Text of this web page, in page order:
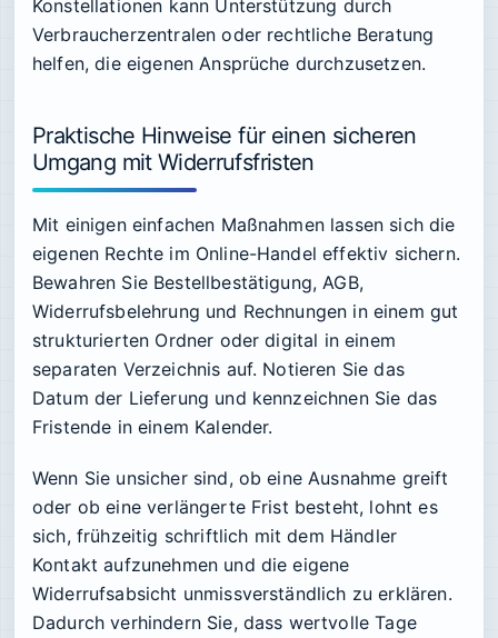
Konstellationen kann Unterstützung durch
Verbraucherzentralen oder rechtliche Beratung
helfen, die eigenen Ansprüche durchzusetzen.
Praktische Hinweise für einen sicheren
Umgang mit Widerrufsfristen
Mit einigen einfachen Maßnahmen lassen sich die
eigenen Rechte im Online-Handel effektiv sichern.
Bewahren Sie Bestellbestätigung, AGB,
Widerrufsbelehrung und Rechnungen in einem gut
strukturierten Ordner oder digital in einem
separaten Verzeichnis auf. Notieren Sie das
Datum der Lieferung und kennzeichnen Sie das
Fristende in einem Kalender.
Wenn Sie unsicher sind, ob eine Ausnahme greift
oder ob eine verlängerte Frist besteht, lohnt es
sich, frühzeitig schriftlich mit dem Händler
Kontakt aufzunehmen und die eigene
Widerrufsabsicht unmissverständlich zu erklären.
Dadurch verhindern Sie, dass wertvolle Tage